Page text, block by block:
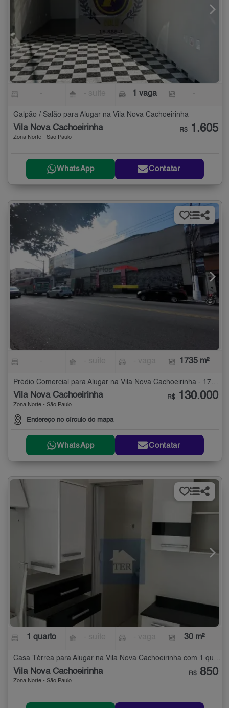
1 vaga
Galpão / Salão para Alugar na Vila Nova Cachoeirinha
Vila Nova Cachoeirinha
Zona Norte - São Paulo
R$ 1.605
WhatsApp Contatar
1735 m²
Prédio Comercial para Alugar na Vila Nova Cachoeirinha - 1735 m²
Vila Nova Cachoeirinha
Zona Norte - São Paulo
Endereço no círculo do mapa
R$ 130.000
WhatsApp Contatar
1 quarto 30 m²
Casa Térrea para Alugar na Vila Nova Cachoeirinha com 1 quarto - 30 m²
Vila Nova Cachoeirinha
Zona Norte - São Paulo
R$ 850